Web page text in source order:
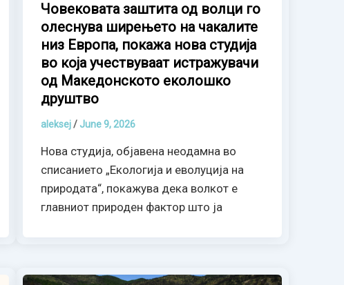
Човековата заштита од волци го
олеснува ширењето на чакалите
низ Европа, покажа нова студија
во која учествуваат истражувачи
од Македонското еколошко
друштво
aleksej/ June 9, 2026
Нова студија, објавена неодамна во
списанието „Екологија и еволуција на
природата“, покажува дека волкот е
главниот природен фактор што ја